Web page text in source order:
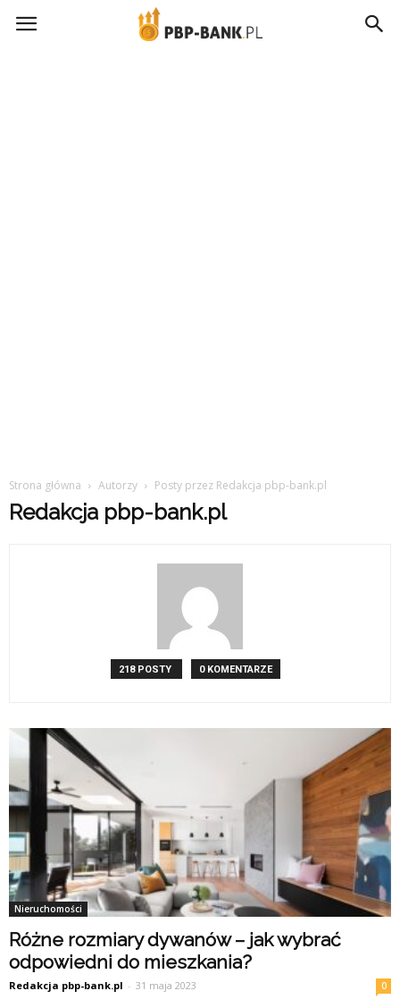
pbp-
Strona główna Autorzy Posty przez Redakcja pbp-bank.pl
Redakcja pbp-bank.pl
218 POSTY 0 KOMENTARZE
Nieruchomości
Różne rozmiary dywanów – jak wybrać
odpowiedni do mieszkania?
Redakcja pbp-bank.pl - 31 maja 2023 0